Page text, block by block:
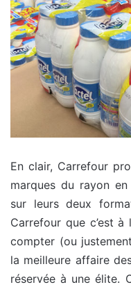
En clair, Carrefour
marques du rayon
sur leurs deux
Carrefour que c’est
compter (ou
la meilleure affaire
réservée à une élite.